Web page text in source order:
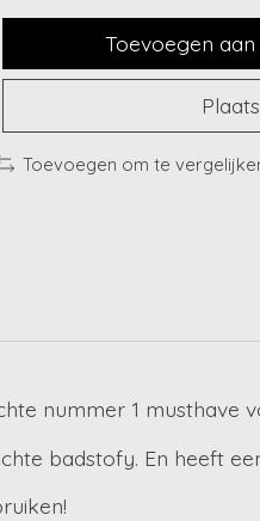
Toevoegen
Toevoegen om te
nummer 1 musthave
badstofy. En heeft